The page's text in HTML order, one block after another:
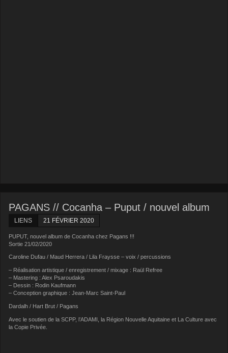
PAGANS // Cocanha – Puput / nouvel album
LIENS 21 FÉVRIER 2020
PUPUT, nouvel album de Cocanha chez Pagans !!!
Sortie 21/02/2020
Caroline Dufau / Maud Herrera / Lila Fraysse – voix / percussions
– Réalisation artistique / enregistrement / mixage : Raül Refree
– Mastering : Alex Psaroudakis
– Dessin : Rodin Kaufmann
– Conception graphique : Jean-Marc Saint-Paul
Dardalh / Hart Brut / Pagans
Avec le soutien de la SCPP, l’ADAMI, la Région Nouvelle Aquitaine et La Culture avec
la Copie Privée.